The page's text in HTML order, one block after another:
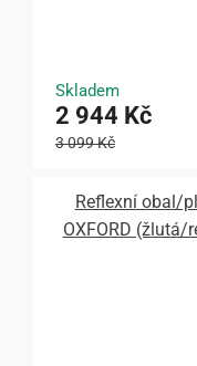
Skladem
2 944 Kč
3 099 Kč
Reflexní obal/
OXFORD (žlutá/